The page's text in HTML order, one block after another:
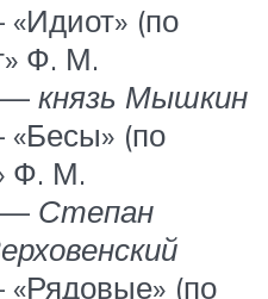
(по
Ф. М.
— князь Мышкин
(по
Ф. М.
— Степан
(по